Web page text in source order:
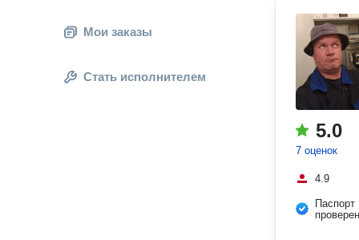
Мои заказы
Стать исполнителем
5.0
7 оценок
4.9
Паспорт
проверен